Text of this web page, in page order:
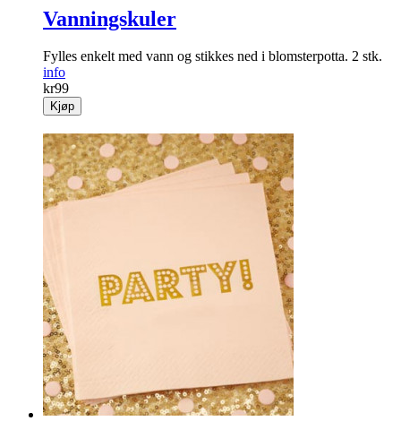
Vanningskuler
Fylles enkelt med vann og stikkes ned i blomsterpotta. 2 stk.
info
kr99
Kjøp